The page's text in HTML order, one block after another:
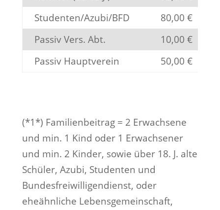
Studenten/Azubi/BFD
80,00 €
Passiv Vers. Abt.
10,00 €
Passiv Hauptverein
50,00 €
(*1*) Familienbeitrag = 2 Erwachsene
und min. 1 Kind oder 1 Erwachsener
und min. 2 Kinder, sowie über 18. J. alte
Schüler, Azubi, Studenten und
Bundesfreiwilligendienst, oder
eheähnliche Lebensgemeinschaft,